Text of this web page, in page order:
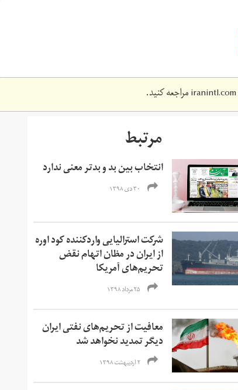
iranintl.comمراجعه کنید.
مرتبط
انتخاب بین بد و بدتر معنی ندارد
۳۰ دی ۱۳۹۸
شرکت استرالیایی وارد‌کننده کود اوره
از ایران در مظان اتهام نقض
تحریم‌های آمریکا
۲۵ مرداد ۱۳۹۸
معافیت از تحریم‌های نفتی ایران
دیگر تمدید نخواهد شد
۲ اردیبهشت ۱۳۹۸